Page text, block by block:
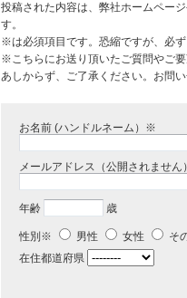
投稿された内容は、弊社ホームペー
す。
※は必須項目です。恐縮ですが、必ず
※こちらにお送り頂いたご質問やご
あしからず、ご了承ください。お問い
お名前 (ハンドルネーム）※
メールアドレス（公開されません）
年齢 歳
性別※ 男性 女性
そ
在住都道府県